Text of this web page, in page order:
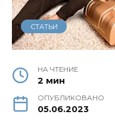
СТАТЬИ
НА ЧТЕНИЕ
2 мин
ОПУБЛИКОВАНО
05.06.2023